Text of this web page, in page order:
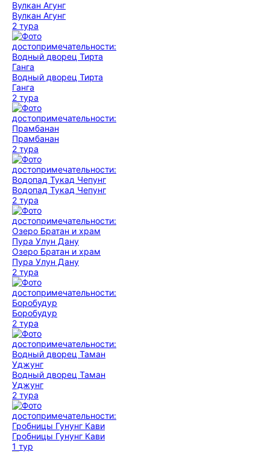
Вулкан Агунг
2 тура
Водный дворец Тирта
Ганга
2 тура
Прамбанан
2 тура
Водопад Тукад Чепунг
2 тура
Озеро Братан и храм
Пура Улун Дану
2 тура
Боробудур
2 тура
Водный дворец Таман
Уджунг
2 тура
Гробницы Гунунг Кави
1 тур